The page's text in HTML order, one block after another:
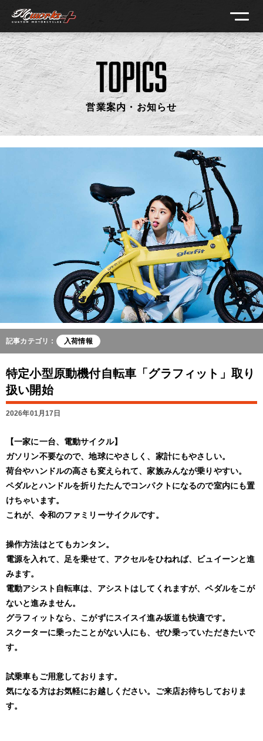
営業案内・お知らせ
記事カテゴリ : 入荷情報
特定小型原動機付自転車「グラフィット」取り
扱い開始
2026年01月17日
【一家に一台、電動サイクル】
ガソリン不要なので、地球にやさしく、家計にもやさしい。
荷台やハンドルの高さも変えられて、家族みんなが乗りやすい。
ペダルとハンドルを折りたたんでコンパクトになるので室内にも置
けちゃいます。
これが、令和のファミリーサイクルです。
操作方法はとてもカンタン。
電源を入れて、足を乗せて、アクセルをひねれば、ビュイーンと進
みます。
電動アシスト自転車は、アシストはしてくれますが、ペダルをこが
ないと進みません。
グラフィットなら、こがずにスイスイ進み坂道も快適です。
スクーターに乗ったことがない人にも、ぜひ乗っていただきたいで
す。
試乗車もご用意しております。
気になる方はお気軽にお越しください。ご来店お待ちしておりま
す。